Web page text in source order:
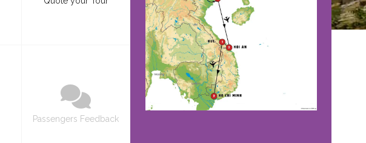
Passengers Feedback